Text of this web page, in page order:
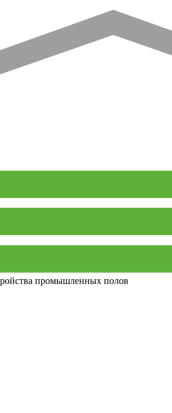
промышленных полов